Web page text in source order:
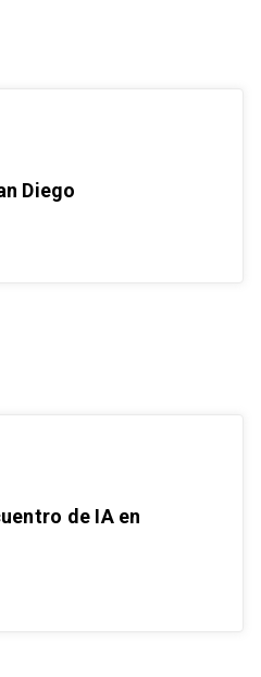
Diego
de IA en